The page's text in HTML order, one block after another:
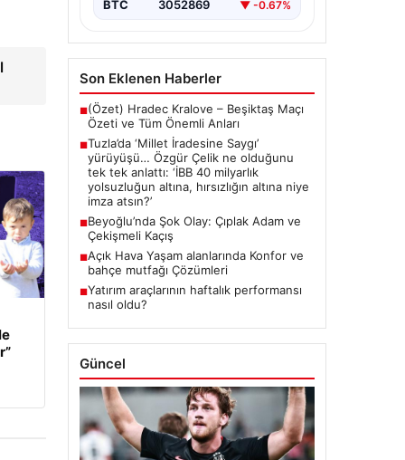
Tuzla…
BTC 3052869 ▼ -0.67%
Son Eklenen Haberler
■(Özet) Hradec Kralove – Beşiktaş Maçı
Özeti ve Tüm Önemli Anları
■Tuzla’da ‘Millet İradesine Saygı’
yürüyüşü… Özgür Çelik ne olduğunu
tek tek anlattı: ‘İBB 40 milyarlık
yolsuzluğun altına, hırsızlığın altına niye
imza atsın?’
■Beyoğlu’nda Şok Olay: Çıplak Adam ve
Çekişmeli Kaçış
■Açık Hava Yaşam alanlarında Konfor ve
bahçe mutfağı Çözümleri
■Yatırım araçlarının haftalık performansı
nasıl oldu?
Güncel